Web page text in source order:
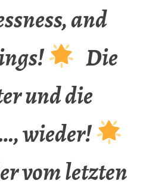
and
Die
und die
wieder!
vom letzten